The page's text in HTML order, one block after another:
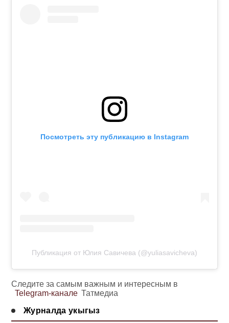
Посмотреть эту публикацию в Instagram
Публикация от Юлия Савичева (@yuliasavicheva)
Следите за самым важным и интересным в
Telegram-канале Татмедиа
Журналда укыгыз